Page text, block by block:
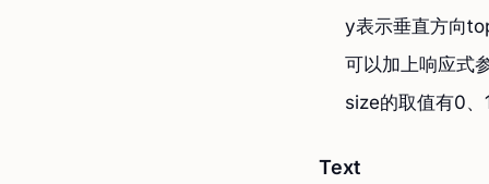
y表示垂直方向
可以加上响应
size的取值有0
Text